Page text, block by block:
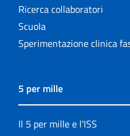
Ricerca collaboratori
Scuola
Sperimentazione clinica
5 per mille
Il 5 per mille e l'ISS